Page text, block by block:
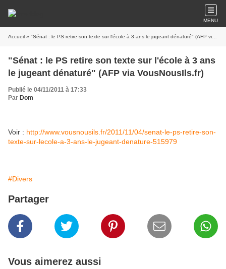
MENU
Accueil » "Sénat : le PS retire son texte sur l'école à 3 ans le jugeant dénaturé" (AFP via VousNousIls.fr)
"Sénat : le PS retire son texte sur l'école à 3 ans
le jugeant dénaturé" (AFP via VousNousIls.fr)
Publié le 04/11/2011 à 17:33
Par Dom
Voir : http://www.vousnousils.fr/2011/11/04/senat-le-ps-retire-son-
texte-sur-lecole-a-3-ans-le-jugeant-denature-515979
#Divers
Partager
Vous aimerez aussi